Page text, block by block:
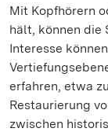
Mit Kopfhörern
hält, können die
Interesse
erfahren, etwa
Restaurierung
zwischen